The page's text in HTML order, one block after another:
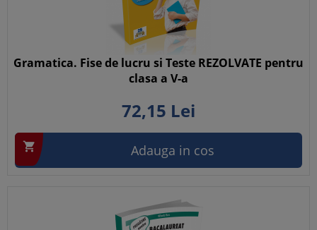
Gramatica. Fise de lucru si Teste REZOLVATE pentru
clasa a V-a
72,15 Lei
 Adauga in cos